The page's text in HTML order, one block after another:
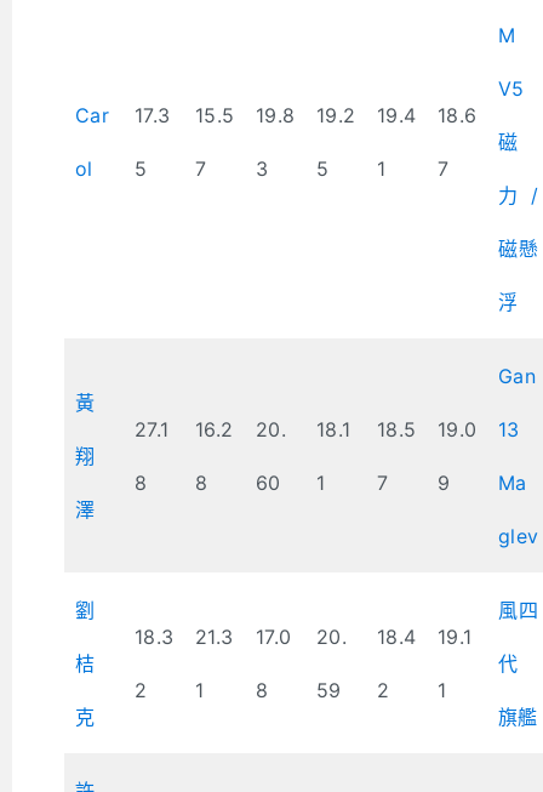
Car
ol
17.3
5
15.5
7
19.8
3
19.2
5
19.4
1
18.6
7
M
V5
磁
力/
磁懸
浮
黃
翔
澤
27.1
8
16.2
8
20.
60
18.1
1
18.5
7
19.0
9
Gan
13
Ma
glev
劉
桔
克
18.3
2
21.3
1
17.0
8
20.
59
18.4
2
19.1
1
風四
代
旗艦